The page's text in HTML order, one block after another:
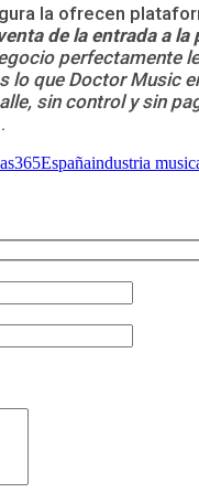
la ofrecen
de la entrada a
perfectamente
lo que Doctor Music
sin control y sin
Españaindustria